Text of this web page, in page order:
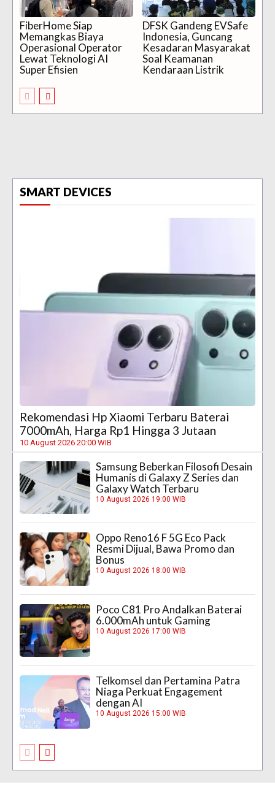
FiberHome Siap
Memangkas Biaya
Operasional Operator
Lewat Teknologi AI
Super Efisien
DFSK Gandeng EVSafe
Indonesia, Guncang
Kesadaran Masyarakat
Soal Keamanan
Kendaraan Listrik
SMART DEVICES
Rekomendasi Hp Xiaomi Terbaru Baterai
7000mAh, Harga Rp1 Hingga 3 Jutaan
10 August 2026 20:00 WIB
Samsung Beberkan Filosofi Desain
Humanis di Galaxy Z Series dan
Galaxy Watch Terbaru
10 August 2026 19:00 WIB
Oppo Reno16 F 5G Eco Pack
Resmi Dijual, Bawa Promo dan
Bonus
10 August 2026 18:00 WIB
Poco C81 Pro Andalkan Baterai
6.000mAh untuk Gaming
10 August 2026 17:00 WIB
Telkomsel dan Pertamina Patra
Niaga Perkuat Engagement
dengan AI
10 August 2026 15:00 WIB